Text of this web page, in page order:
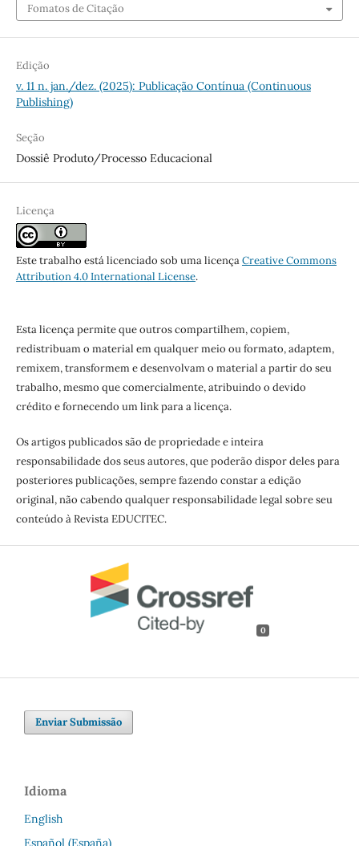
Fomatos de Citação
Edição
v. 11 n. jan./dez. (2025): Publicação Contínua (Continuous
Publishing)
Seção
Dossiê Produto/Processo Educacional
Licença
Este trabalho está licenciado sob uma licençaCreative Commons
Attribution 4.0 International License.
Esta licença permite que outros compartilhem, copiem,
redistribuam o material em qualquer meio ou formato, adaptem,
remixem, transformem e desenvolvam o material a partir do seu
trabalho, mesmo que comercialmente, atribuindo o devido
crédito e fornecendo um link para a licença.
Os artigos publicados são de propriedade e inteira
responsabilidade dos seus autores, que poderão dispor deles para
posteriores publicações, sempre fazendo constar a edição
original, não cabendo qualquer responsabilidade legal sobre seu
conteúdo à Revista EDUCITEC.
0
Enviar Submissão
Idioma
English
Español (España)